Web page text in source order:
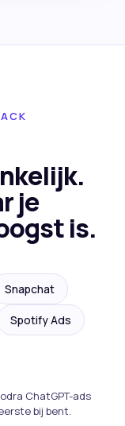
je
is.
Snapchat
Spotify Ads
ChatGPT-ads
bij bent.